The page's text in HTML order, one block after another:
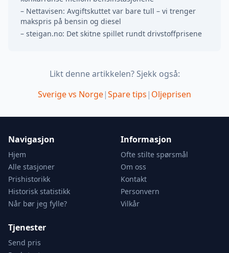
– Nettavisen: Avgiftskuttet var bare tull – vi trenger
makspris på bensin og diesel
– steigan.no: Det skitne spillet rundt drivstoffprisene
Likt denne artikkelen? Sjekk også:
Sverige vs Norge|Spare tips | Oljeprisen
Navigasjon
Hjem
Alle stasjoner
Prishistorikk
Historisk statistikk
Når bør jeg fylle?
Informasjon
Ofte stilte spørsmål
Om oss
Kontakt
Personvern
Vilkår
Tjenester
Send pris